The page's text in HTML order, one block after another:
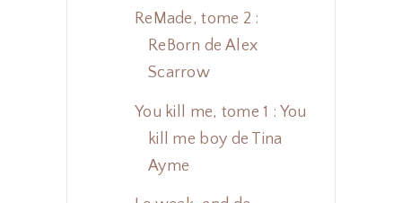
ReMade, tome 2 :
ReBorn de Alex
Scarrow
You kill me, tome 1 : You
kill me boy de Tina
Ayme